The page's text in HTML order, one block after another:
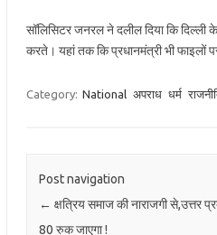
सॉलिसिटर जनरल ने दलील दिया कि दिल्ली
करते। यहां तक कि प्रधानमंत्री भी फाइलों
Category: National अपराध धर्म
Post navigation
← क्षत्रिय समाज की नाराजगी से,उत्तर
80 रुक जाएगा !